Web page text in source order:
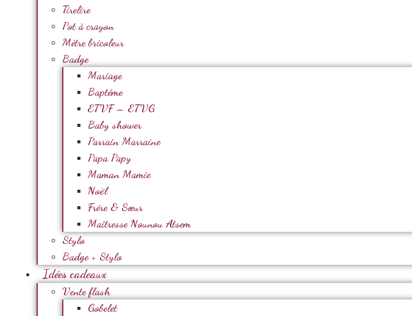
Tirelire
Pot à crayon
Mètre bricoleur
Badge
Mariage
Baptême
ETVF – ETVG
Baby shower
Parrain Marraine
Papa Papy
Maman Mamie
Noël
Frère & Sœur
Maîtresse Nounou Atsem
Stylo
Badge + Stylo
Idées cadeaux
Vente flash
Gobelet